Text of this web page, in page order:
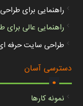
راهنمایی برای
راهنمایی عالی
طراحی سایت حرفه
دسترسی آسان
.
نمونه کارها